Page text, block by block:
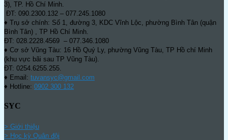
3), TP. Hồ Chí Minh.
ĐT: 090.2300.132 – 077.245.1080
♦ Trụ sở chính: Số 1, đường 3, KDC Vĩnh Lộc, phường Bình Tân (quận
Bình Tân) , TP Hồ Chí Minh.
ĐT: 028.2228.4569 – 077.346.1080
♦ Cơ sở Vũng Tàu: 16 Hồ Quý Ly, phường Vũng Tàu, TP Hồ chí Minh
(khu vực bãi sau TP Vũng Tàu).
ĐT: 0254.6255.255.
♦ Email: tuvansyc@gmail.com
♦ Hotline: 0902 300 132
SYC
> Giới thiệu
> Học kỳ Quân đội